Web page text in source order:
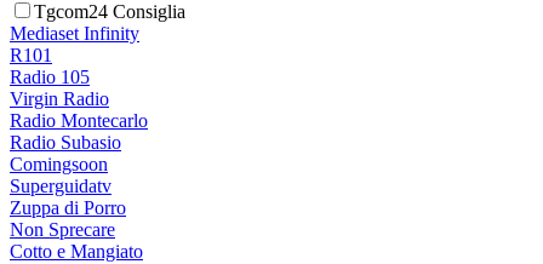
Tgcom24 Consiglia
Mediaset Infinity
R101
Radio 105
Virgin Radio
Radio Montecarlo
Radio Subasio
Comingsoon
Superguidatv
Zuppa di Porro
Non Sprecare
Cotto e Mangiato